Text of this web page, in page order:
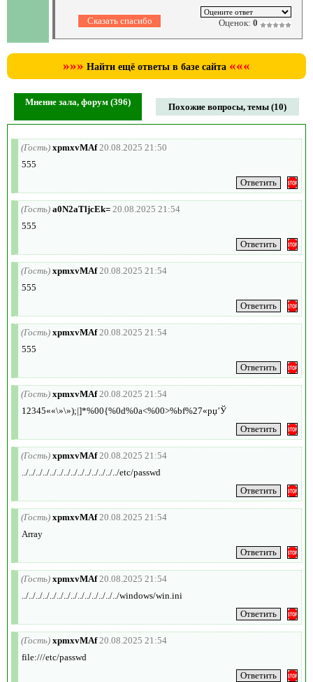
Оценок: 0
»»» Найти ещё ответы в базе сайта «««
Мнение зала, форум (396) Похожие вопросы, темы (10)
(Гость) xpmxvMAf 20.08.2025 21:50
555
(Гость) a0N2aTljcEk= 20.08.2025 21:54
555
(Гость) xpmxvMAf 20.08.2025 21:54
555
(Гость) xpmxvMAf 20.08.2025 21:54
555
(Гость) xpmxvMAf 20.08.2025 21:54
12345««\»\»);|]*%00{%0d%0a<%00>%bf%27«рџ’Ў
(Гость) xpmxvMAf 20.08.2025 21:54
../../../../../../../../../../../../../../etc/passwd
(Гость) xpmxvMAf 20.08.2025 21:54
Array
(Гость) xpmxvMAf 20.08.2025 21:54
../../../../../../../../../../../../../../windows/win.ini
(Гость) xpmxvMAf 20.08.2025 21:54
file:///etc/passwd